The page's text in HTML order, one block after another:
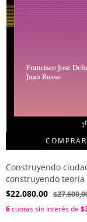
Construyendo
construyendo teoría
Francisco , Russo
$22.080,00
6cuotas sin interés de